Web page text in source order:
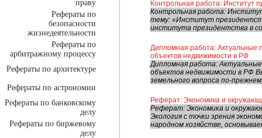
праву
Рефераты по
безопасности
жизнедеятельности
Рефераты по
арбитражному процессу
Рефераты по архитектуре
Рефераты по астрономии
Рефераты по банковскому
делу
Рефераты по биржевому
делу
Контрольная работа: Институт
Контрольная работа:
тему: «Институт
института президентства в
Дипломная работа: Актуальные
объектов недвижимости в РФ
Дипломная работа:
объектов недвижимости в РФ
земельного вопроса по-
Реферат: Экономика и
Реферат: Экономика и
Экология с точки зрения
народном хозяйстве,